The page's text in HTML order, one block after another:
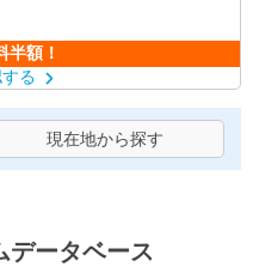
半額！
る
現在地から探す
データベース